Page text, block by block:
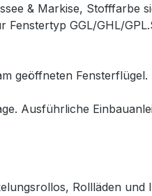
& Markise, Stofffarbe
GGL/GHL/
geöffneten Fensterflügel.
Ausführliche
Rollläden